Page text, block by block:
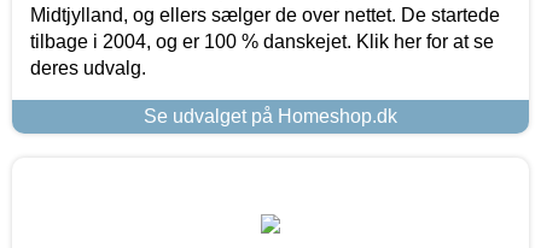
Midtjylland, og ellers sælger de over nettet. De startede
tilbage i 2004, og er 100 % danskejet. Klik her for at se
deres udvalg.
Se udvalget på Homeshop.dk